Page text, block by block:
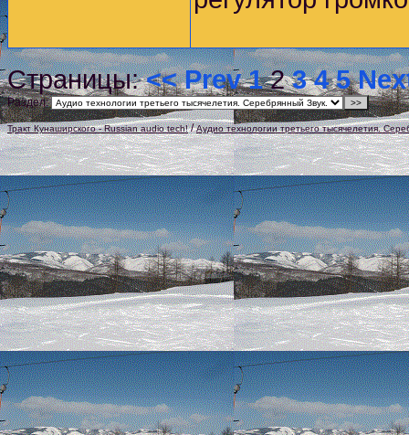
Страницы:<< Prev 1 2 3 4 5
Раздел:
Тракт Кунаширского - Russian audio tech!/Аудио технологии третьего тысячелетия.